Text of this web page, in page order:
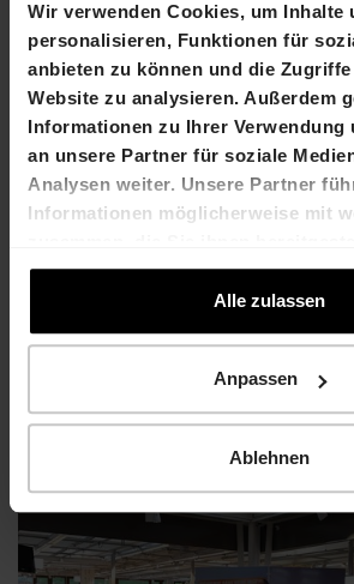
Wir verwenden Cookies, um Inhalte
personalisieren, Funktionen für
anbieten zu können und die
Website zu analysieren. Außerdem
Informationen zu Ihrer Verwendung
an unsere Partner für soziale
Analysen weiter. Unsere Partner
Informationen möglicherweise mit
die sie im Rahmen Ihrer Nutzung
Alle zulassen
Anpassen
Ablehnen
HIAG, Neuchâtel, Les Cadolles
Opening of the pharmacy at